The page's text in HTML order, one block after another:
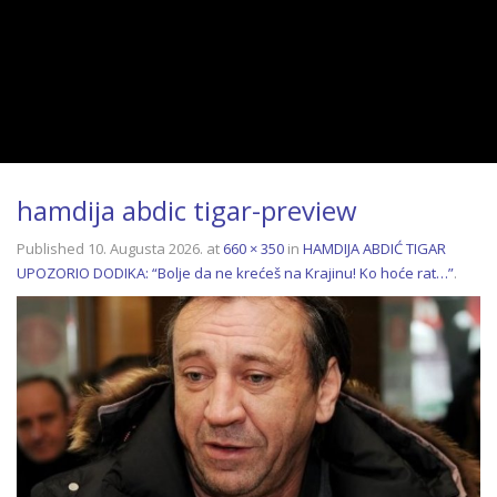
hamdija abdic tigar-preview
Published 10. Augusta 2026. at 660 × 350 in HAMDIJA ABDIĆ TIGAR
UPOZORIO DODIKA: “Bolje da ne krećeš na Krajinu! Ko hoće rat…”.